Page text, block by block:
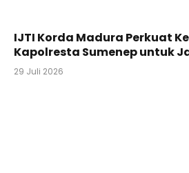
IJTI Korda Madura Perkuat
Kapolresta Sumenep untuk
29 Juli 2026